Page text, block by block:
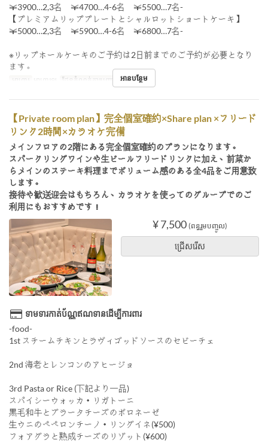
￥3900…2,3名 ￥4700…4-6名 ￥5500…7名-
【プレミアムリッププレートとシャルロットショートケーキ】
￥5000…2,3名 ￥5900…4-6名 ￥6800…7名-
※リップホールケーキのご予約は2日前までのご予約が必要となり
ます。
អាហារ អាហារឡ ដែនកំណត់ការបញ្ជាទិញ 4 ~ 6
អានបន្ថែម
【Private room plan】完全個室確約×Share plan ×フリード
リンク2時間×カラオケ完備
メインフロアの2階にある完全個室確約のプランになります。
スパークリングワインや生ビールフリードリンクに加え、前菜か
らメインのステーキ料理までボリューム感のある全4品をご用意致
します。
接待や歓送迎会はもちろん、カラオケを使ってのグループでのご
利用にもおすすめです！
¥ 7,500 (ពន្ធរួមបញ្ចូល)
ជ្រើសរើស
ទាមទារកាត់ប័ណ្ណឥណទានដើម្បីការពារ
-food-
1st スチームチキンとラヴィゴッドソースのセビーチェ
2nd 海老とレンコンのアヒージョ
3rd Pasta or Rice (下記より一品)
スパイシーウォッカ・リガトーニ
黒毛和牛とブラータチーズのボロネーゼ
生ウニのペペロンチーノ・リングイネ(¥500)
フォアグラと熟成チーズのリゾット(¥600)